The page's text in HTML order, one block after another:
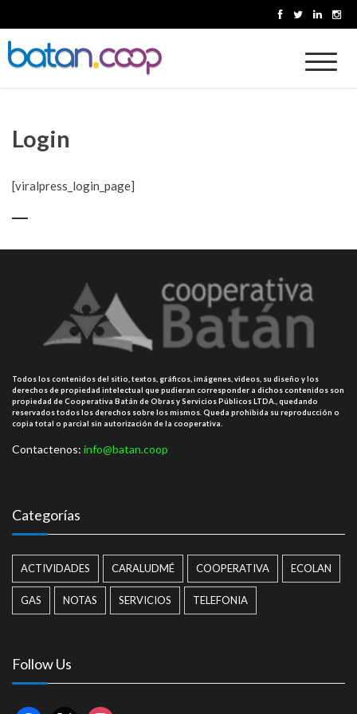
to
content
Login
[viralpress_login_page]
Todos los contenidos del sitio, textos, gráficos, imágenes, videos, su diseño y los
derechos de propiedad intelectual que pudieran corresponder a dichos contenidos son
propiedad de Cooperativa Batán de Obras y Servicios Públicos LTDA., quedando
reservados todos los derechos sobre los mismos. Queda prohibida su reproducción o
copia total o parcial sin autorización de la cooperativa.
Contactenos: info@batan.coop
Categorías
ACTIVIDADES CARALUDMÉ COOPERATIVA ECOLAN
GAS NOTAS SERVICIOS TELEFONIA
Follow Us